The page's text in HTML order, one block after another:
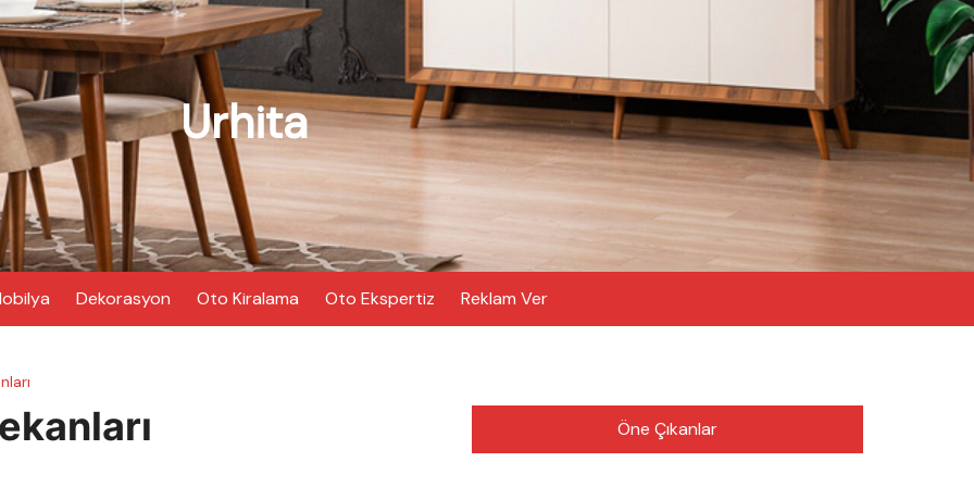
Urhita
Dekorasyon Oto Kiralama Oto Ekspertiz Reklam Ver
Öne Çıkanlar